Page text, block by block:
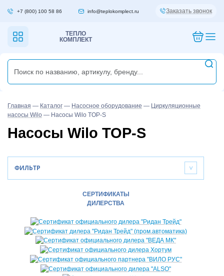
+7 (800) 100 58 86 info@teplokomplect.ru Заказать звонок
ТЕПЛО
КОМПЛЕКТ
Главная — Каталог — Насосное оборудование — Циркуляционные
насосы Wilo — Насосы Wilo TOP-S
Насосы Wilo TOP-S
ФИЛЬТР >
СЕРТИФИКАТЫ
ДИЛЕРСТВА